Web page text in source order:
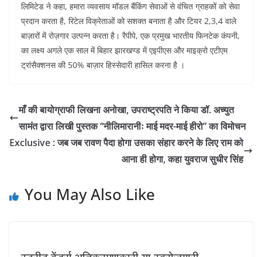
लिमिटेड ने कहा, हमारा व्यवसाय मॉडल बैंकिंग सेवाओं से वंचित ग्राहकों को सेवा
प्रदान करता है, रिटेल विक्रेताओं को सशक्त बनाता है और टियर 2,3,4 वाले
बाज़ारों में रोज़गार उत्पन्न करता है। रैपीपे, एक प्रमुख भारतीय फिनटेक कंपनी,
का लक्ष्य अगले एक साल में बिहार झारखण्ड में एइपीएस और माइक्रो एटीएम
ट्रांसैक्शनस की 50% बाज़ार हिस्सेदारी हासिल करना है ।
माँ की बायोग्राफी लिखना अनोखा, उपराष्ट्रपति ने किया डॉ. अच्युत
सामंत द्वारा लिखी पुस्तक ‘‘नीलिमारानीः माई मदर-माई हीरो” का विमोचन
Exclusive : जब जब रावण पैदा होगा उसका संहार करने के लिए राम को
आना ही होगा, कहा युवराज सुधीर सिंह
You May Also Like